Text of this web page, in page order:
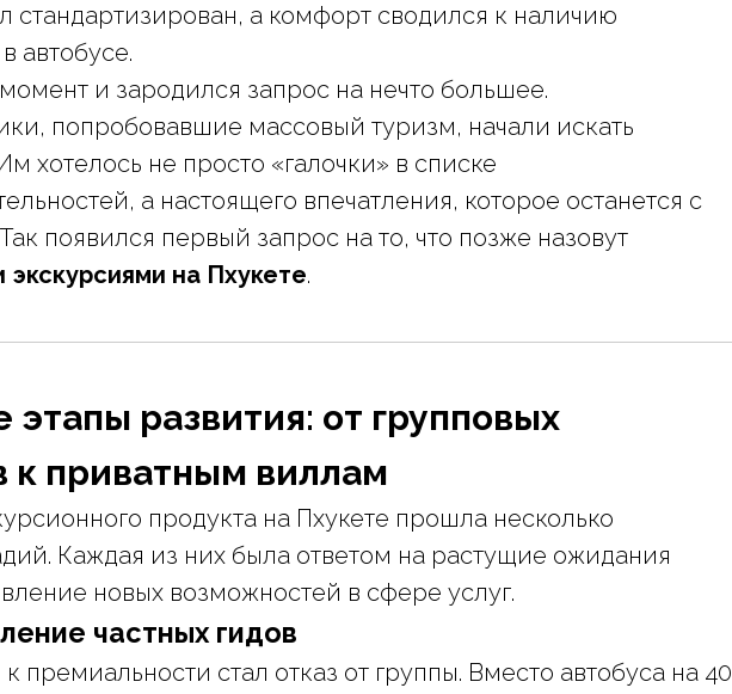
стандартизирован, а комфорт сводился к наличию
автобусе.
и зародился запрос на нечто большее.
попробовавшие массовый туризм, начали искать
хотелось не просто «галочки» в списке
а настоящего впечатления, которое останется с
появился первый запрос на то, что позже назовут
на Пхукете.
развития: от групповых
к приватным виллам
продукта на Пхукете прошла несколько
Каждая из них была ответом на растущие ожидания
новых возможностей в сфере услуг.
частных гидов
премиальности стал отказ от группы. Вместо автобуса на 40